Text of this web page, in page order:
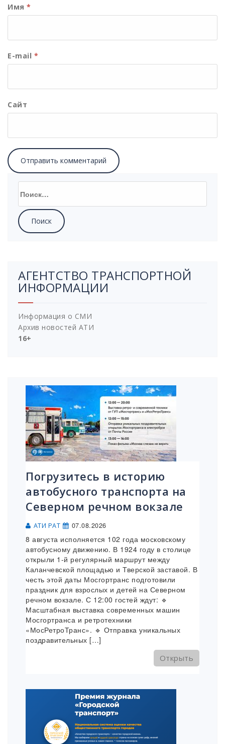
Имя *
E-mail *
Сайт
АГЕНТСТВО ТРАНСПОРТНОЙ
ИНФОРМАЦИИ
Информация о СМИ
Архив новостей АТИ
16+
Погрузитесь в историю
автобусного транспорта на
Северном речном вокзале
АТИ РАТ 07.08.2026
8 августа исполняется 102 года московскому
автобусному движению. В 1924 году в столице
открыли 1-й регулярный маршрут между
Каланчевской площадью и Тверской заставой. В
честь этой даты Мосгортранс подготовили
праздник для взрослых и детей на Северном
речном вокзале. С 12:00 гостей ждут: 🔹
Масштабная выставка современных машин
Мосгортранса и ретротехники
«МосРетроТранс». 🔹 Отправка уникальных
поздравительных […]
Открыть